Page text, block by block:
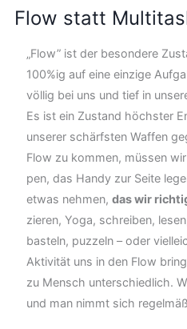
Flow statt
„Flow” ist der besondere
100%ig auf eine ein­zi­ge
völlig bei uns und tief in
Es ist ein Zustand höchster
unserer schärfsten Waffen
Flow zu kommen, müssen
pen, das Han­dy zur Sei­te
etwas nehmen,das wir
zie­ren, Yoga, schrei­ben,
bas­teln, puzzeln – oder
Aktivität uns in den Flow
zu Mensch unterschiedlich.
und man nimmt sich